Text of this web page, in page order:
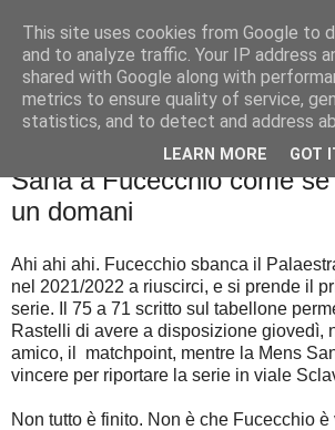
Palla al cerchio
lunedì 16 maggio 2022
I dettagli decisivi, in
Sana a Fucecchio come
un domani
Ahi ahi ahi. Fucecchio sbanca il
nel 2021/2022 a riuscirci, e si prende il
serie. Il 75 a 71 scritto sul tabellone
Rastelli di avere a disposizione giovedì,
amico, il matchpoint, mentre la Mens
vincere per riportare la serie in viale
Non tutto è finito. Non è che Fucecchio
This site uses cookies from Google to
and to analyze traffic. Your IP address
shared with Google along with
metrics to ensure quality of service,
statistics, and to detect and address
LEARN MORE GOT